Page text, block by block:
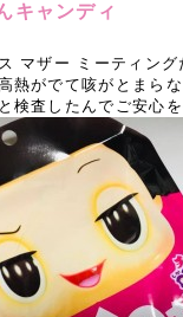
キャンディ
マザー ミーティン
熱がでて咳がとまら
検査したんでご安心